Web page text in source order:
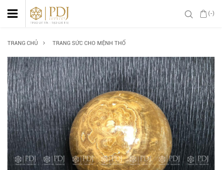
(-)
TRANG CHỦ TRANG SỨC CHO MỆNH THỔ